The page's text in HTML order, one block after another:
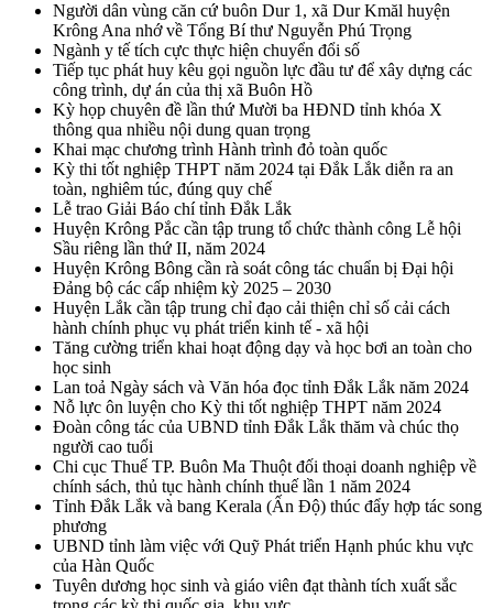
Người dân vùng căn cứ buôn Dur 1, xã Dur Kmăl huyện
Krông Ana nhớ về Tổng Bí thư Nguyễn Phú Trọng
Ngành y tế tích cực thực hiện chuyển đổi số
Tiếp tục phát huy kêu gọi nguồn lực đầu tư để xây dựng các
công trình, dự án của thị xã Buôn Hồ
Kỳ họp chuyên đề lần thứ Mười ba HĐND tỉnh khóa X
thông qua nhiều nội dung quan trọng
Khai mạc chương trình Hành trình đỏ toàn quốc
Kỳ thi tốt nghiệp THPT năm 2024 tại Đắk Lắk diễn ra an
toàn, nghiêm túc, đúng quy chế
Lễ trao Giải Báo chí tỉnh Đắk Lắk
Huyện Krông Pắc cần tập trung tổ chức thành công Lễ hội
Sầu riêng lần thứ II, năm 2024
Huyện Krông Bông cần rà soát công tác chuẩn bị Đại hội
Đảng bộ các cấp nhiệm kỳ 2025 – 2030
Huyện Lắk cần tập trung chỉ đạo cải thiện chỉ số cải cách
hành chính phục vụ phát triển kinh tế - xã hội
Tăng cường triển khai hoạt động dạy và học bơi an toàn cho
học sinh
Lan toả Ngày sách và Văn hóa đọc tỉnh Đắk Lắk năm 2024
Nỗ lực ôn luyện cho Kỳ thi tốt nghiệp THPT năm 2024
Đoàn công tác của UBND tỉnh Đắk Lắk thăm và chúc thọ
người cao tuổi
Chi cục Thuế TP. Buôn Ma Thuột đối thoại doanh nghiệp về
chính sách, thủ tục hành chính thuế lần 1 năm 2024
Tỉnh Đắk Lắk và bang Kerala (Ấn Độ) thúc đẩy hợp tác song
phương
UBND tỉnh làm việc với Quỹ Phát triển Hạnh phúc khu vực
của Hàn Quốc
Tuyên dương học sinh và giáo viên đạt thành tích xuất sắc